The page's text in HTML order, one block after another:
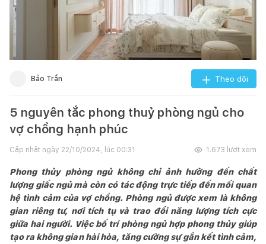
Bảo Trần Theo dõi
5 nguyên tắc phong thuỷ phòng ngủ cho
vợ chồng hạnh phúc
Cập nhật ngày 22/10/2024, lúc 00:31 1.673 lượt xem
Phong thủy phòng ngủ không chỉ ảnh hưởng đến chất
lượng giấc ngủ mà còn có tác động trực tiếp đến mối quan
hệ tình cảm của vợ chồng. Phòng ngủ được xem là không
gian riêng tư, nơi tích tụ và trao đổi năng lượng tích cực
giữa hai người. Việc bố trí phòng ngủ hợp phong thủy giúp
tạo ra không gian hài hòa, tăng cường sự gắn kết tình cảm,